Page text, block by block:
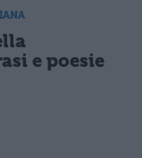
e poesie